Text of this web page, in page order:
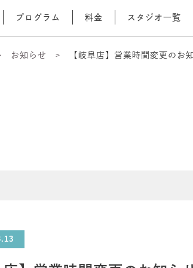
プログラム 料金 スタジオ一覧
お知らせ 【岐阜店】営業時間変更のお